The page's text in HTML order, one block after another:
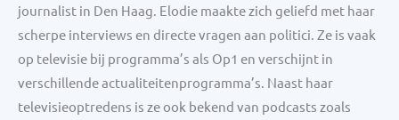
journalist in Den Haag. Elodie maakte zich geliefd met haar
scherpe interviews en directe vragen aan politici. Ze is vaak
op televisie bij programma’s als Op1 en verschijnt in
verschillende actualiteitenprogramma’s. Naast haar
televisieoptredens is ze ook bekend van podcasts zoals